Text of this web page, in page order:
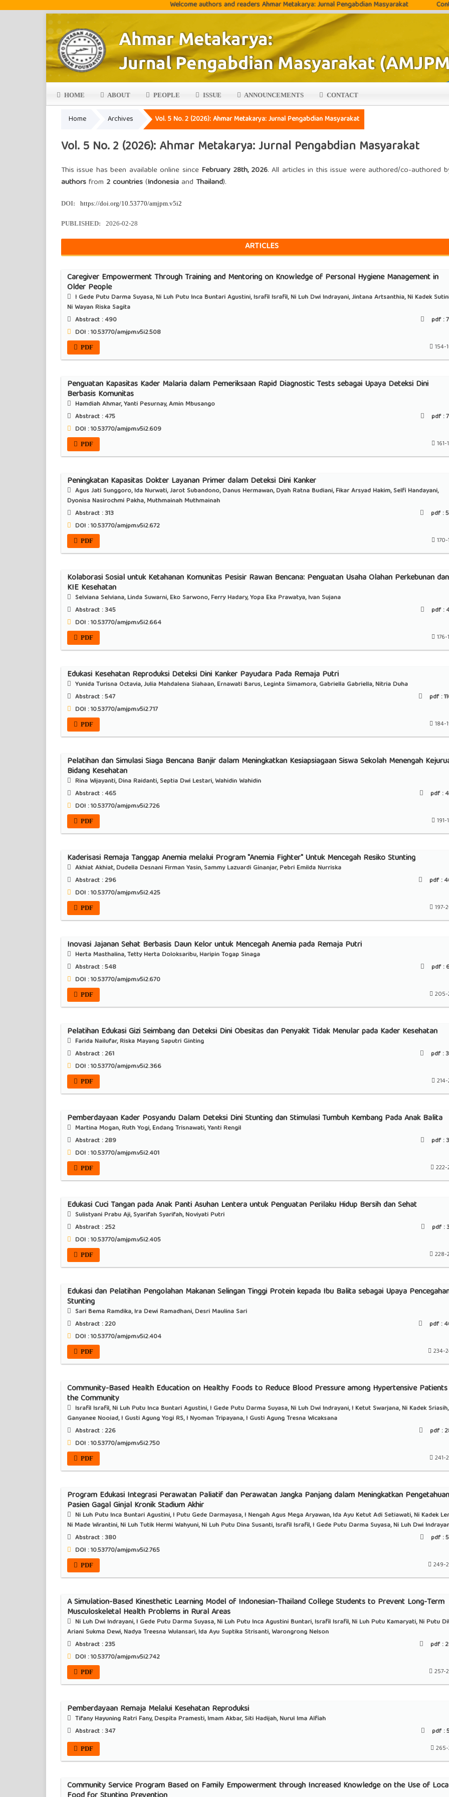
Welcome authors and readers Ahmar Metakarya: Jurnal Pengabdian Masyarakat Contact: M.
HOME ABOUT PEOPLE ISSUE ANNOUNCEMENTS CONTACT
Home Archives Vol. 5 No. 2 (2026): Ahmar Metakarya: Jurnal Pengabdian Masyarakat
Vol. 5 No. 2 (2026): Ahmar Metakarya: Jurnal Pengabdian Masyarakat
This issue has been available online since February 28th, 2026. All articles in this issue were authored/co-authored
authorsfrom 2 countries(Indonesia and Thailand).
DOI: https://doi.org/10.53770/amjpm.v5i2
PUBLISHED: 2026-02-28
ARTICLES
Caregiver Empowerment Through Training and Mentoring on Knowledge of Personal Hygiene Management in
Older People
I Gede Putu Darma Suyasa, Ni Luh Putu Inca Buntari Agustini, Israfil Israfil, Ni Luh Dwi Indrayani, Jintana Artsanthia, Ni Kadek
Ni Wayan Riska Sagita
Abstract :490 pdf :
DOI : 10.53770/amjpm.v5i2.508
PDF 154-
Penguatan Kapasitas Kader Malaria dalam Pemeriksaan Rapid Diagnostic Tests sebagai Upaya Deteksi Dini
Berbasis Komunitas
Hamdiah Ahmar, Yanti Pesurnay, Amin Mbusango
Abstract :475 pdf :
DOI : 10.53770/amjpm.v5i2.609
PDF 161-
Peningkatan Kapasitas Dokter Layanan Primer dalam Deteksi Dini Kanker
Agus Jati Sunggoro, Ida Nurwati, Jarot Subandono, Danus Hermawan, Dyah Ratna Budiani, Fikar Arsyad Hakim, Selfi Handayani,
Dyonisa Nasirochmi Pakha, Muthmainah Muthmainah
Abstract :313 pdf :
DOI : 10.53770/amjpm.v5i2.672
PDF 170-
Kolaborasi Sosial untuk Ketahanan Komunitas Pesisir Rawan Bencana: Penguatan Usaha Olahan Perkebunan dan
KIE Kesehatan
Selviana Selviana, Linda Suwarni, Eko Sarwono, Ferry Hadary, Yopa Eka Prawatya, Ivan Sujana
Abstract :345 pdf :
DOI : 10.53770/amjpm.v5i2.664
PDF 176-
Edukasi Kesehatan Reproduksi Deteksi Dini Kanker Payudara Pada Remaja Putri
Yunida Turisna Octavia, Julia Mahdalena Siahaan, Ernawati Barus, Leginta Simamora, Gabriella Gabriella, Nitria Duha
Abstract :547 pdf :
DOI : 10.53770/amjpm.v5i2.717
PDF 184-
Pelatihan dan Simulasi Siaga Bencana Banjir dalam Meningkatkan Kesiapsiagaan Siswa Sekolah Menengah
Bidang Kesehatan
Rina Wijayanti, Dina Raidanti, Septia Dwi Lestari, Wahidin Wahidin
Abstract :465 pdf :
DOI : 10.53770/amjpm.v5i2.726
PDF 191-
Kaderisasi Remaja Tanggap Anemia melalui Program "Anemia Fighter" Untuk Mencegah Resiko Stunting
Akhiat Akhiat, Dudella Desnani Firman Yasin, Sammy Lazuardi Ginanjar, Pebri Emilda Nurriska
Abstract :296 pdf :
DOI : 10.53770/amjpm.v5i2.425
PDF 197-
Inovasi Jajanan Sehat Berbasis Daun Kelor untuk Mencegah Anemia pada Remaja Putri
Herta Masthalina, Tetty Herta Doloksaribu, Haripin Togap Sinaga
Abstract :548 pdf :
DOI : 10.53770/amjpm.v5i2.670
PDF 205-
Pelatihan Edukasi Gizi Seimbang dan Deteksi Dini Obesitas dan Penyakit Tidak Menular pada Kader Kesehatan
Farida Nailufar, Riska Mayang Saputri Ginting
Abstract :261 pdf :
DOI : 10.53770/amjpm.v5i2.366
PDF 214-
Pemberdayaan Kader Posyandu Dalam Deteksi Dini Stunting dan Stimulasi Tumbuh Kembang Pada Anak Balita
Martina Mogan, Ruth Yogi, Endang Trisnawati, Yanti Rengil
Abstract :289 pdf :
DOI : 10.53770/amjpm.v5i2.401
PDF 222-
Edukasi Cuci Tangan pada Anak Panti Asuhan Lentera untuk Penguatan Perilaku Hidup Bersih dan Sehat
Sulistyani Prabu Aji, Syarifah Syarifah, Noviyati Putri
Abstract :252 pdf :
DOI : 10.53770/amjpm.v5i2.405
PDF 228-
Edukasi dan Pelatihan Pengolahan Makanan Selingan Tinggi Protein kepada Ibu Balita sebagai Upaya
Stunting
Sari Bema Ramdika, Ira Dewi Ramadhani, Desri Maulina Sari
Abstract :220 pdf :
DOI : 10.53770/amjpm.v5i2.404
PDF 234-
Community-Based Health Education on Healthy Foods to Reduce Blood Pressure among Hypertensive
the Community
Israfil Israfil, Ni Luh Putu Inca Buntari Agustini, I Gede Putu Darma Suyasa, Ni Luh Dwi Indrayani, I Ketut Swarjana, Ni Kadek Sriasih,
Ganyanee Nooiad, I Gusti Agung Yogi RS, I Nyoman Tripayana, I Gusti Agung Tresna Wicaksana
Abstract :226 pdf :
DOI : 10.53770/amjpm.v5i2.750
PDF 241-
Program Edukasi Integrasi Perawatan Paliatif dan Perawatan Jangka Panjang dalam Meningkatkan Pengetahuan
Pasien Gagal Ginjal Kronik Stadium Akhir
Ni Luh Putu Inca Buntari Agustini, I Putu Gede Darmayasa, I Nengah Agus Mega Aryawan, Ida Ayu Ketut Adi Setiawati, Ni Kadek
Ni Made Wirantini, Ni Luh Tutik Hermi Wahyuni, Ni Luh Putu Dina Susanti, Israfil Israfil, I Gede Putu Darma Suyasa, Ni Luh Dwi
Abstract :380 pdf :
DOI : 10.53770/amjpm.v5i2.765
PDF 249-
A Simulation-Based Kinesthetic Learning Model of Indonesian-Thailand College Students to Prevent Long-Term
Musculoskeletal Health Problems in Rural Areas
Ni Luh Dwi Indrayani, I Gede Putu Darma Suyasa, Ni Luh Putu Inca Agustini Buntari, Israfil Israfil, Ni Luh Putu Kamaryati, Ni Putu
Ariani Sukma Dewi, Nadya Treesna Wulansari, Ida Ayu Suptika Strisanti, Warongrong Nelson
Abstract :235 pdf :
DOI : 10.53770/amjpm.v5i2.742
PDF 257-
Pemberdayaan Remaja Melalui Kesehatan Reproduksi
Tifany Hayuning Ratri Fany, Despita Pramesti, Imam Akbar, Siti Hadijah, Nurul Ima Alfiah
Abstract :347 pdf :
PDF 265-
Community Service Program Based on Family Empowerment through Increased Knowledge on the Use of